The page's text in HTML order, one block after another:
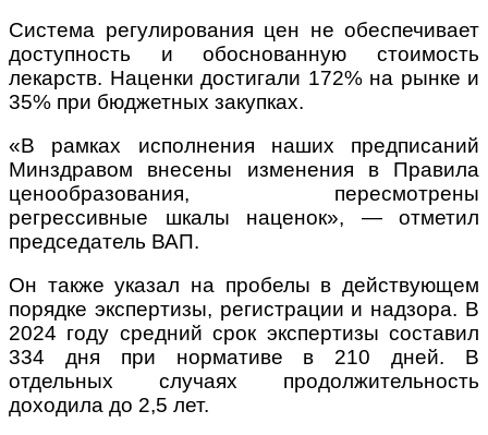
Система регулирования цен не обеспечивает
доступность и обоснованную стоимость
лекарств. Наценки достигали 172% на рынке и
35% при бюджетных закупках.
«В рамках исполнения наших предписаний
Минздравом внесены изменения в Правила
ценообразования, пересмотрены
регрессивные шкалы наценок», — отметил
председатель ВАП.
Он также указал на пробелы в действующем
порядке экспертизы, регистрации и надзора. В
2024 году средний срок экспертизы составил
334 дня при нормативе в 210 дней. В
отдельных случаях продолжительность
доходила до 2,5 лет.